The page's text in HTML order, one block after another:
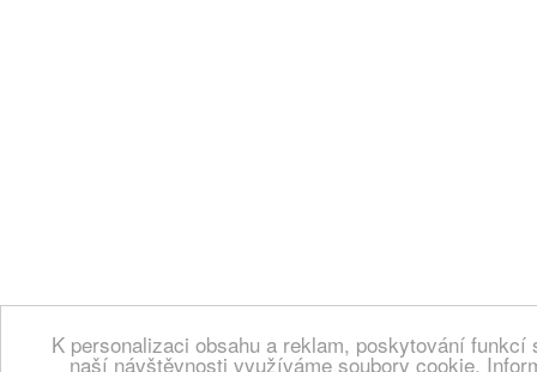
K personalizaci obsahu a reklam, poskytování
naší návštěvnosti využíváme soubory cookie.